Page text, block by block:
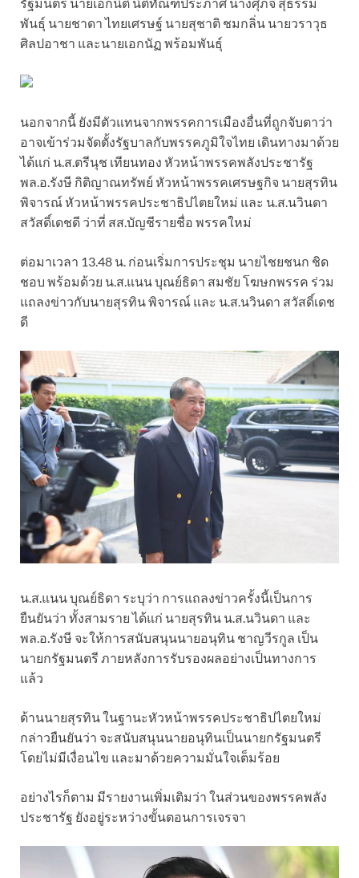
พันธุ์ นายชาดา ไทยเศรษฐ์ นายสุชาติ ชมกลิ่น นายวราวุธ
ศิลปอาชา และนายเอกนัฏ พร้อมพันธุ์
นอกจากนี้ ยังมีตัวแทนจากพรรคการเมืองอื่นที่ถูกจับตาว่า
อาจเข้าร่วมจัดตั้งรัฐบาลกับพรรคภูมิใจไทย เดินทางมาด้วย
ได้แก่ น.ส.ตรีนุช เทียนทอง หัวหน้าพรรคพลังประชารัฐ
พล.อ.รังษี กิติญาณทรัพย์ หัวหน้าพรรคเศรษฐกิจ นายสุรทิน
พิจารณ์ หัวหน้าพรรคประชาธิปไตยใหม่ และ น.ส.นวินดา
สวัสดิ์เดชดี ว่าที่ สส.บัญชีรายชื่อ พรรคใหม่
ต่อมาเวลา 13.48 น. ก่อนเริ่มการประชุม นายไชยชนก ชิด
ชอบ พร้อมด้วย น.ส.แนน บุณย์ธิดา สมชัย โฆษกพรรค ร่วม
แถลงข่าวกับนายสุรทิน พิจารณ์ และ น.ส.นวินดา สวัสดิ์เดช
ดี
น.ส.แนน บุณย์ธิดา ระบุว่า การแถลงข่าวครั้งนี้เป็นการ
ยืนยันว่า ทั้งสามราย ได้แก่ นายสุรทิน น.ส.นวินดา และ
พล.อ.รังษี จะให้การสนับสนุนนายอนุทิน ชาญวีรกูล เป็น
นายกรัฐมนตรี ภายหลังการรับรองผลอย่างเป็นทางการ
แล้ว
ด้านนายสุรทิน ในฐานะหัวหน้าพรรคประชาธิปไตยใหม่
กล่าวยืนยันว่า จะสนับสนุนนายอนุทินเป็นนายกรัฐมนตรี
โดยไม่มีเงื่อนไข และมาด้วยความมั่นใจเต็มร้อย
อย่างไรก็ตาม มีรายงานเพิ่มเติมว่า ในส่วนของพรรคพลัง
ประชารัฐ ยังอยู่ระหว่างขั้นตอนการเจรจา